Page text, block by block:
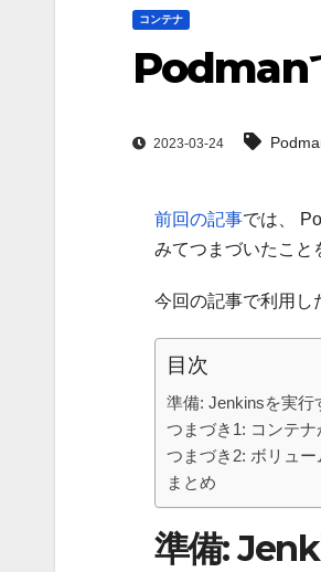
コンテナ
Podman
2023-03-24
前回の記事では、
みてつまづいたこと
今回の記事で利用し
目次
準備: Jenkinsを実行
つまづき1: コンテ
つまづき2: ボリュ
まとめ
準備: